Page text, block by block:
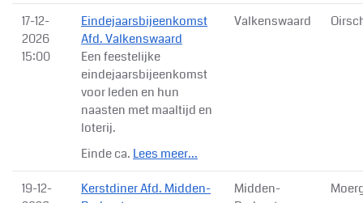
17-12-
2026
15:00
Eindejaarsbijeenkomst
Afd. Valkenswaard
Een feestelijke
eindejaarsbijeenkomst
voor leden en hun
naasten met maaltijd en
loterij.
Einde ca. Lees meer...
Valkenswaard
19-12-
Kerstdiner Afd. Midden-
Midden-